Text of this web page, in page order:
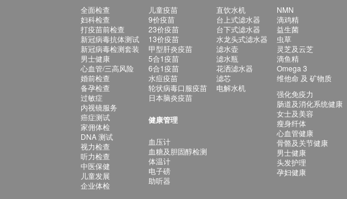
全面检查
妇科检查
打疫苗前检查
新冠病毒抗体测试
新冠病毒检测套装
男士健康
心血管/三高风险
婚前检查
备孕检查
过敏症
内视镜服务
癌症测试
家佣体检
DNA 测试
视力检查
听力检查
中医保健
儿童发展
企业体检
儿童疫苗
9价疫苗
23价疫苗
13价疫苗
甲型肝炎疫苗
5合1疫苗
6合1疫苗
水痘疫苗
轮状病毒口服疫苗
日本脑炎疫苗
健康管理
血压计
血糖及胆固醇检测
体温计
电子磅
助听器
直饮水机
台上式滤水器
台下式滤水器
水龙头式滤水器
滤水壶
滤水瓶
花洒滤水器
滤芯
电解水机
NMN
滴鸡精
益生菌
虫草
灵芝及云芝
滴鱼精
Omega 3
维他命 及 矿物质
强化免疫力
肠道及消化系统健康
女士及美容
瘦身纤体
心血管健康
骨骼及关节健康
男士健康
头发护理
孕妇健康